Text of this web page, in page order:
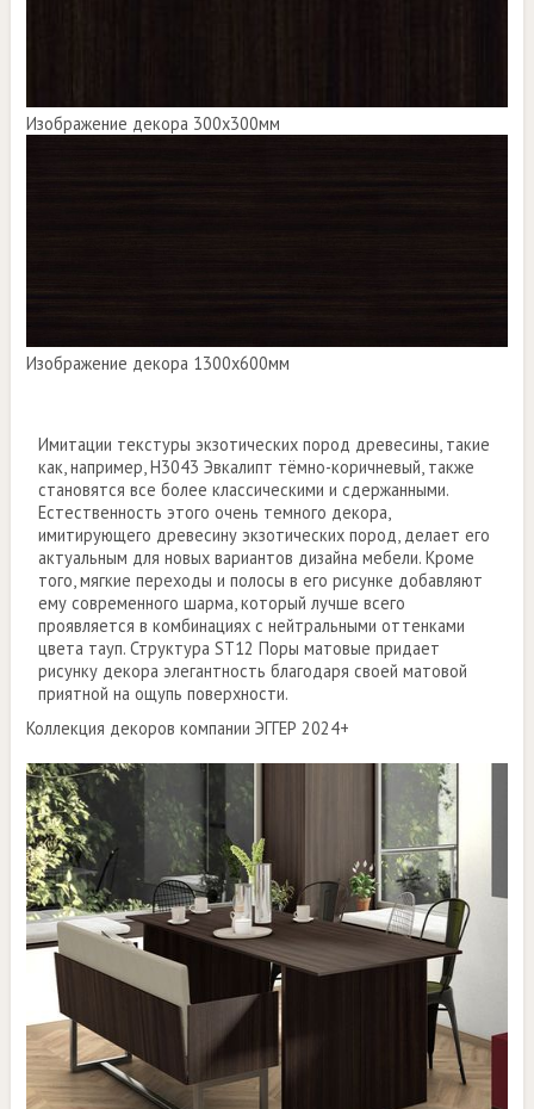
Изображение декора 300х300мм
Изображение декора 1300х600мм
Имитации текстуры экзотических пород древесины, такие
как, например, H3043 Эвкалипт тёмно-коричневый, также
становятся все более классическими и сдержанными.
Естественность этого очень темного декора,
имитирующего древесину экзотических пород, делает его
актуальным для новых вариантов дизайна мебели. Кроме
того, мягкие переходы и полосы в его рисунке добавляют
ему современного шарма, который лучше всего
проявляется в комбинациях с нейтральными оттенками
цвета тауп. Структура ST12 Поры матовые придает
рисунку декора элегантность благодаря своей матовой
приятной на ощупь поверхности.
Коллекция декоров компании ЭГГЕР 2024+